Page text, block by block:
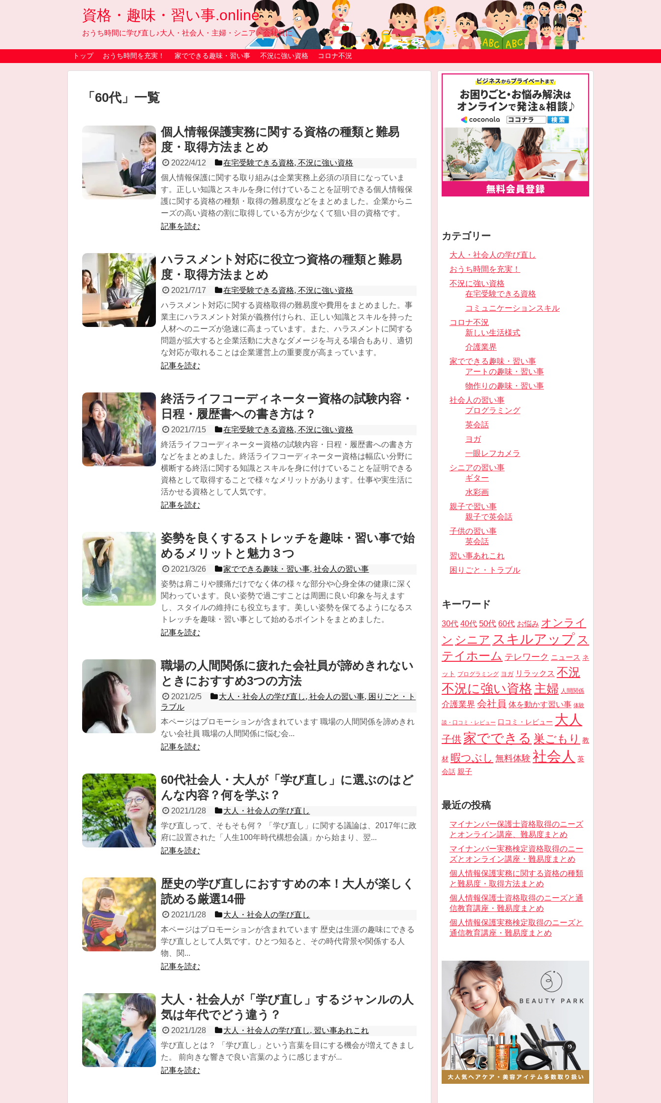
資格・趣味・習い事.online
おうち時間に学び直し♪大人・社会人・主婦・シニア・会社員に
トップ おうち時間を充実！ 家でできる趣味・習い事 不況に強い資格 コロナ不況
「 60代 」 一覧
個人情報保護実務に関する資格の種類と難易
度・取得方法まとめ
2022/4/12 在宅受験できる資格,不況に強い資格
個人情報保護に関する取り組みは企業実務上必須の項目になっていま
す。正しい知識とスキルを身に付けていることを証明できる個人情報保
護に関する資格の種類・取得の難易度などをまとめました。企業からニ
ーズの高い資格の割に取得している方が少なくて狙い目の資格です。
記事を読む
ハラスメント対応に役立つ資格の種類と難易
度・取得方法まとめ
2021/7/17 在宅受験できる資格,不況に強い資格
ハラスメント対応に関する資格取得の難易度や費用をまとめました。事
業主にハラスメント対策が義務付けられ、正しい知識とスキルを持った
人材へのニーズが急速に高まっています。また、ハラスメントに関する
問題が拡大すると企業活動に大きなダメージを与える場合もあり、適切
な対応が取れることは企業運営上の重要度が高まっています。
記事を読む
終活ライフコーディネーター資格の試験内容・
日程・履歴書への書き方は？
2021/7/15 在宅受験できる資格,不況に強い資格
終活ライフコーディネーター資格の試験内容・日程・履歴書への書き方
などをまとめました。終活ライフコーディネーター資格は幅広い分野に
横断する終活に関する知識とスキルを身に付けていることを証明できる
資格として取得することで様々なメリットがあります。仕事や実生活に
活かせる資格として人気です。
記事を読む
姿勢を良くするストレッチを趣味・習い事で始
めるメリットと魅力３つ
2021/3/26 家でできる趣味・習い事,社会人の習い事
姿勢は肩こりや腰痛だけでなく体の様々な部分や心身全体の健康に深く
関わっています。良い姿勢で過ごすことは周囲に良い印象を与えます
し、スタイルの維持にも役立ちます。美しい姿勢を保てるようになるス
トレッチを趣味・習い事として始めるポイントをまとめました。
記事を読む
職場の人間関係に疲れた会社員が諦めきれない
ときにおすすめ3つの方法
2021/2/5 大人・社会人の学び直し,社会人の習い事, 困りごと・ト
ラブル
本ページはプロモーションが含まれています 職場の人間関係を諦めきれ
ない会社員 職場の人間関係に悩む会...
記事を読む
60代社会人・大人が「学び直し」に選ぶのはど
んな内容？何を学ぶ？
2021/1/28
大人・社会人の学び直し
学び直しって、そもそも何？ 「学び直し」に関する議論は、2017年に政
府に設置された「人生100年時代構想会議」から始まり、翌...
記事を読む
歴史の学び直しにおすすめの本！大人が楽しく
読める厳選14冊
2021/1/28
大人・社会人の学び直し
本ページはプロモーションが含まれています 歴史は生涯の趣味にできる
学び直しとして人気です。ひとつ知ると、その時代背景や関係する人
物、関...
記事を読む
大人・社会人が「学び直し」するジャンルの人
気は年代でどう違う？
2021/1/28 大人・社会人の学び直し, 習い事あれこれ
学び直しとは？ 「学び直し」という言葉を目にする機会が増えてきまし
た。 前向きな響きで良い言葉のように感じますが...
記事を読む
カテゴリー
大人・社会人の学び直し
おうち時間を充実！
不況に強い資格
在宅受験できる資格
コミュニケーションスキル
コロナ不況
新しい生活様式
介護業界
家でできる趣味・習い事
アートの趣味・習い事
物作りの趣味・習い事
社会人の習い事
プログラミング
英会話
ヨガ
一眼レフカメラ
シニアの習い事
ギター
水彩画
親子で習い事
親子で英会話
子供の習い事
英会話
習い事あれこれ
困りごと・トラブル
キーワード
30代 40代 50代 60代 お悩み オンライ
ン シニア スキルアップ ス
テイホーム テレワーク ニュース ネ
ット プログラミング ヨガ リラックス 不況
不況に強い資格 主婦 人間関係
介護業界 会社員 体を動かす習い事 体験
談・口コミ・レビュー 口コミ・レビュー 大人
子供 家でできる 巣ごもり 教
材 暇つぶし 無料体験 社会人
英
会話 親子
最近の投稿
マイナンバー保護士資格取得のニーズ
とオンライン講座、難易度まとめ
マイナンバー実務検定資格取得のニー
ズとオンライン講座・難易度まとめ
個人情報保護実務に関する資格の種類
と難易度・取得方法まとめ
個人情報保護士資格取得のニーズと通
信教育講座・難易度まとめ
個人情報保護実務検定取得のニーズと
通信教育講座・難易度まとめ